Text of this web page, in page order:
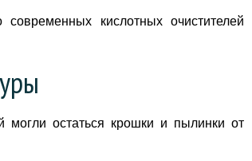
кислотных очистителей
могли остаться крошки и пылинки от